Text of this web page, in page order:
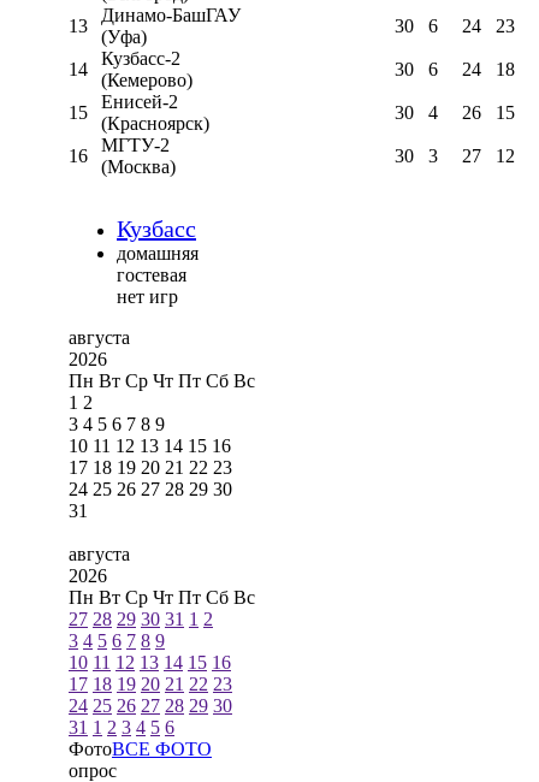
13
Динамо-БашГАУ
(Уфа)
30 6 24 23
14
Кузбасс-2
(Кемерово)
30 6 24 18
15
Енисей-2
(Красноярск)
30 4 26 15
16
МГТУ-2
(Москва)
30 3 27 12
Кузбасс
домашняя
гостевая
нет игр
августа
2026
Пн Вт Ср Чт Пт Сб Вс
1 2
3 4 5 6 7 8 9
10 11 12 13 14 15 16
17 18 19 20 21 22 23
24 25 26 27 28 29 30
31
августа
2026
Пн Вт Ср Чт Пт Сб Вс
27 28 29 30 31 1 2
3 4 5 6 7 8 9
10 11 12 13 14 15 16
17 18 19 20 21 22 23
24 25 26 27 28 29 30
31 1 2 3 4 5 6
ФотоВСЕ ФОТО
опрос